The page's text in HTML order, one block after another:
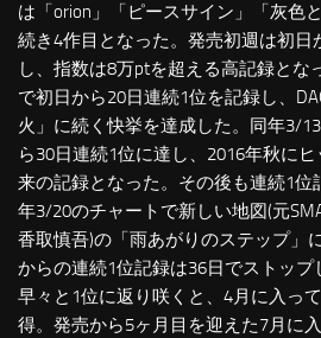
は「orion」「ピースサイン」「灰色
続き4作目となった。発売初週は初日
し、指数は8万ptを超える高記録とな
で初日から20日連続1位を記録し、
火」に続く快挙を達成した。同年3/
ら30日連続1位に達し、2016年秋に
来の記録となった。その後も連続1位
年3/20のチャートで新しい地図(元
香取慎吾)の「雨あがりのステップ」
からの連続1位記録は36日でストッ
早々と1位に返り咲くと、4月に入っ
得。発売から5ヶ月目を迎えた7月に